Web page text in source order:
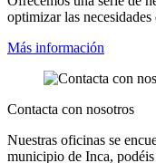
optimizar las
Más información
Contacta con nosotros
Nuestras oficinas se
municipio de Inca,